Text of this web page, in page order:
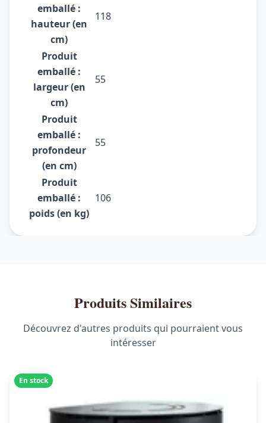
emballé :
hauteur (en
cm)
118
Produit
emballé :
largeur (en
cm)
55
Produit
emballé :
profondeur
(en cm)
55
Produit
emballé :
poids (en kg)
106
Produits Similaires
Découvrez d'autres produits qui pourraient vous
intéresser
En stock